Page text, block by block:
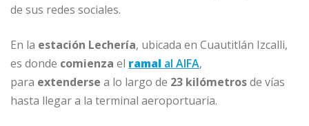
de sus redes sociales.
En la estación Lechería, ubicada en Cuautitlán Izcalli,
es donde comienza el ramal al AIFA,
para extenderse a lo largo de 23 kilómetrosde vías
hasta llegar a la terminal aeroportuaria.